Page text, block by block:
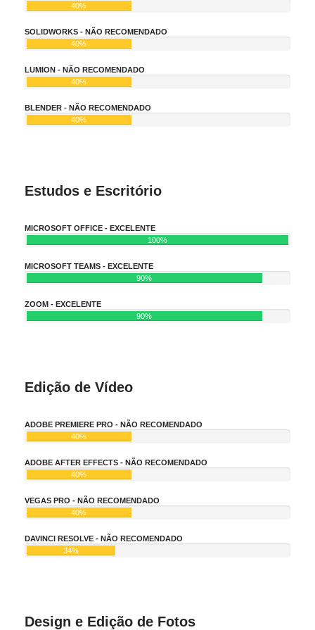
40%
SOLIDWORKS - NÃO RECOMENDADO
40%
LUMION - NÃO RECOMENDADO
40%
BLENDER - NÃO RECOMENDADO
40%
Estudos e Escritório
MICROSOFT OFFICE - EXCELENTE
100%
MICROSOFT TEAMS - EXCELENTE
90%
ZOOM - EXCELENTE
90%
Edição de Vídeo
ADOBE PREMIERE PRO - NÃO RECOMENDADO
40%
ADOBE AFTER EFFECTS - NÃO RECOMENDADO
40%
VEGAS PRO - NÃO RECOMENDADO
40%
DAVINCI RESOLVE - NÃO RECOMENDADO
34%
Design e Edição de Fotos